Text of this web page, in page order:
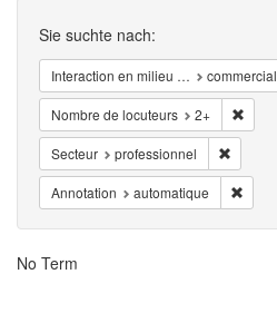
Suchen
Sie suchte nach:
Interaction en milieu … commercial
Nombre de locuteurs 2+
Secteur professionnel
Annotation automatique
Suchergebnisse
No Term